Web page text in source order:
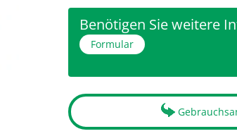
Benötigen Sie weitere
Formular